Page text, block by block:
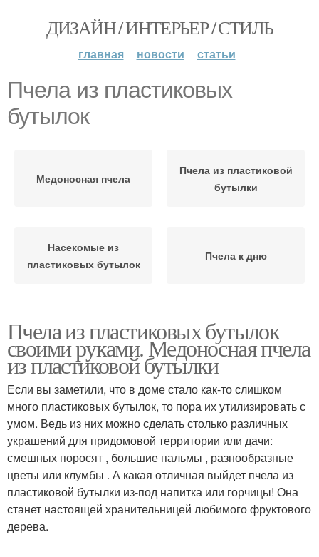
ДИЗАЙН / ИНТЕРЬЕР / СТИЛЬ
главная новости статьи
Пчела из пластиковых
бутылок
Медоносная пчела
Пчела из пластиковой
бутылки
Насекомые из
пластиковых бутылок
Пчела к дню
Пчела из пластиковых бутылок
своими руками. Медоносная пчела
из пластиковой бутылки
Если вы заметили, что в доме стало как-то слишком
много пластиковых бутылок, то пора их утилизировать с
умом. Ведь из них можно сделать столько различных
украшений для придомовой территории или дачи:
смешных поросят , большие пальмы , разнообразные
цветы или клумбы . А какая отличная выйдет пчела из
пластиковой бутылки из-под напитка или горчицы! Она
станет настоящей хранительницей любимого фруктового
дерева.